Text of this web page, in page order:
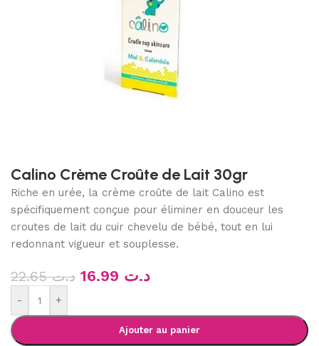
Calino Crème Croûte de Lait 30gr
Riche en urée, la crème croûte de lait Calino est
spécifiquement conçue pour éliminer en douceur les
croutes de lait du cuir chevelu de bébé, tout en lui
redonnant vigueur et souplesse.
د.ت22.65 د.ت
- +
Ajouter au panier